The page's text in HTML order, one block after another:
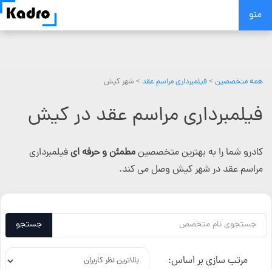
Skip
منو
همه متخصصین >فیلمبرداری مراسم عقد > شهر کیش
فیلمبرداری مراسم عقد در کیش
کادرو شما را به بهترین متخصصینمطمئن و حرفه ایفیلمبرداری
مراسم عقد در شهر کیش وصل می کند.
جستجو
مرتب سازی بر اساس: